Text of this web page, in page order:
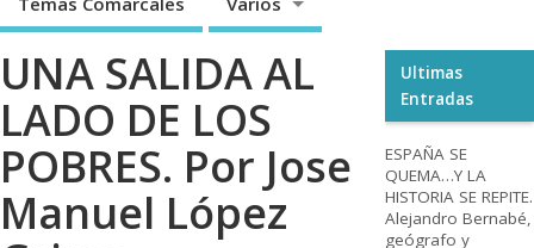
UNA SALIDA AL
LADO DE LOS
POBRES. Por Jose
Manuel López
Ultimas
Entradas
ESPAÑA SE
QUEMA…Y LA
HISTORIA SE REPITE.
Alejandro Bernabé,
geógrafo y